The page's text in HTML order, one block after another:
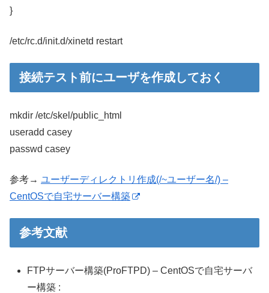
}
/etc/rc.d/init.d/xinetd restart
接続テスト前にユーザを作成しておく
mkdir /etc/skel/public_html
useradd casey
passwd casey
参考→ ユーザーディレクトリ作成(/~ユーザー名/) –
CentOSで自宅サーバー構築
参考文献
FTPサーバー構築(ProFTPD) – CentOSで自宅サーバ
ー構築 :